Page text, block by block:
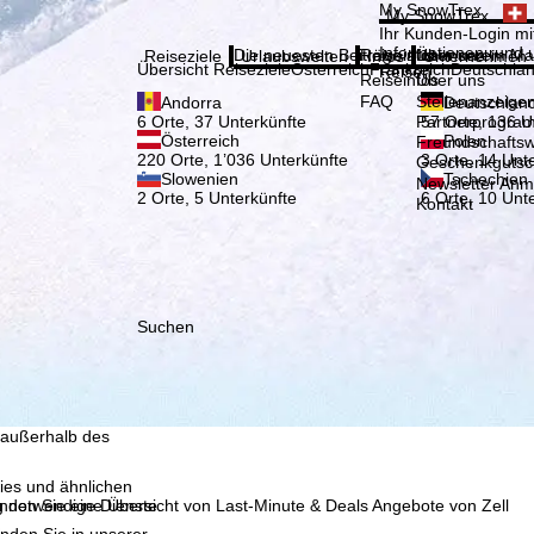
TravelTrex GmbH,
Endgeräte- und
Produktempfehlung,
des
und ähnlichen
notwendige Dienste.
My SnowTrex
My SnowTrex
Ihr Kunden-Login
Informationen rund
Reisen.
Reiseziele
Übersicht ReisezieleÖsterreichFrankreich
Andorra
6 Orte, 37 Unterkünfte
57 Orte, 136
Österreich
220 Orte, 1’036 Unterkünfte
Polen
3 Orte, 14
Slowenien
2 Orte, 5 Unterkünfte
Tschechien
6 Orte, 10
Urlaubswelten
Die neuesten Beiträge aus unserem
Infos
Reiseinfos
Reiseinfos
FAQ
Unternehmen
Über uns
Über uns
Newsletter
Kontakt
Suchen
Sie eine Übersicht von Last-Minute & Deals Angebote von Zell